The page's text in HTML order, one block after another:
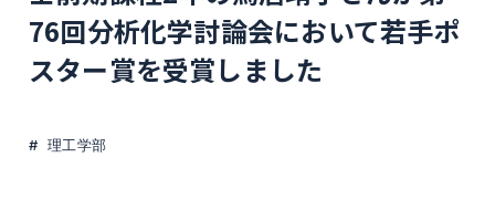
76回分析化学討論会において若手ポ
スター賞を受賞しました
理工学部